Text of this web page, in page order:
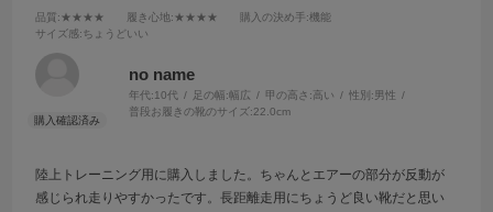
品質:★★★★ 履き心地:★★★★ 購入の決め手 :機能
サイズ感:ちょうどいい
no name
年代:10代 足の幅:幅広 甲の高さ:高い 性別:男性
普段お履きの靴のサイズ:22.0cm
陸上トレーニング用に購入しました。ちゃんとエアーの部分が反動が
感じられ走りやすかったです。長距離走用にちょうど良い靴だと思い